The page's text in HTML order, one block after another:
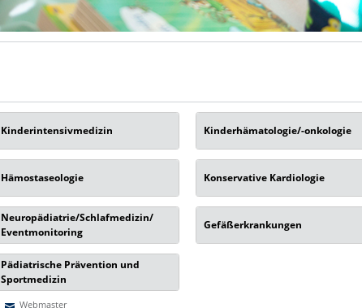
Kinderintensivmedizin Kinderhämatologie/-onkologie
Hämostaseologie Konservative Kardiologie
Neuropädiatrie/Schlafmedizin/
Eventmonitoring
Gefäßerkrankungen
Pädiatrische Prävention und
Sportmedizin
Webmaster